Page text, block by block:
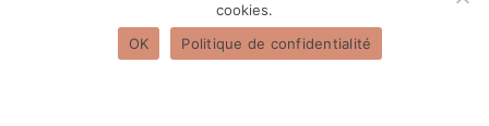
Aider les adolescents
Aider les enfants
cookies.
OK
Politique de confidentialité